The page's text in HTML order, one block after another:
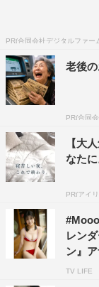
PR(合同会社デジタルファー
老後
PR(合同
【大
なたに
PR(アイ
レン
ン』
TV LIFE